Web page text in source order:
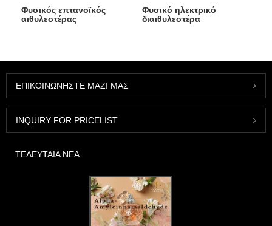
Φυσικός επτανοϊκός
αιθυλεστέρας
Φυσικό ηλεκτρικό
διαιθυλεστέρα
ΕΠΙΚΟΙΝΩΝΉΣΤΕ ΜΑΖΊ ΜΑΣ
INQUIRY FOR PRICELIST
ΤΕΛΕΥΤΑΊΑ ΝΈΑ